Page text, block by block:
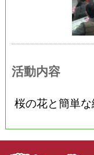
活動内容
桜の花と簡単な